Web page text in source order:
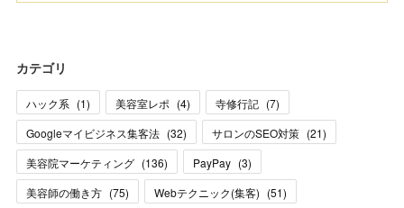
カテゴリ
ハック系 (1) 美容室レポ (4) 寺修行記 (7)
Googleマイビジネス集客法 (32) サロンのSEO対策 (21)
美容院マーケティング (136) PayPay (3)
美容師の働き方 (75) Webテクニック(集客) (51)